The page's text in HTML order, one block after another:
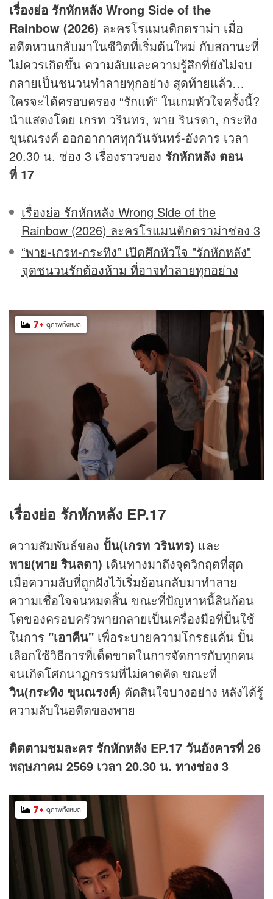
เรื่องย่อ รักหักหลัง Wrong Side of the
Rainbow (2026) ละครโรแมนติกดราม่า เมื่อ
อดีตหวนกลับมาในชีวิตที่เริ่มต้นใหม่ กับสถานะที่
ไม่ควรเกิดขึ้น ความลับและความรู้สึกที่ยังไม่จบ
กลายเป็นชนวนทำลายทุกอย่าง สุดท้ายแล้ว…
ใครจะได้ครอบครอง “รักแท้” ในเกมหัวใจครั้งนี้?
นำแสดงโดย เกรท วรินทร, พาย รินรดา, กระทิง
ขุนณรงค์ ออกอากาศทุกวันจันทร์-อังคาร เวลา
20.30 น. ช่อง 3 เรื่องราวของ รักหักหลัง ตอน
ที่ 17
เรื่องย่อ รักหักหลัง Wrong Side of the
Rainbow (2026) ละครโรแมนติกดราม่าช่อง 3
“พาย-เกรท-กระทิง” เปิดศึกหัวใจ "รักหักหลัง"
จุดชนวนรักต้องห้าม ที่อาจทำลายทุกอย่าง
7+ ดูภาพทั้งหมด
เรื่องย่อ รักหักหลัง EP.17
ความสัมพันธ์ของ ปั้น(เกรท วรินทร) และ
พาย(พาย รินลดา) เดินทางมาถึงจุดวิกฤตที่สุด
เมื่อความลับที่ถูกฝังไว้เริ่มย้อนกลับมาทำลาย
ความเชื่อใจจนหมดสิ้น ขณะที่ปัญหาหนี้สินก้อน
โตของครอบครัวพายกลายเป็นเครื่องมือที่ปั้นใช้
ในการ "เอาคืน" เพื่อระบายความโกรธแค้น ปั้น
เลือกใช้วิธีการที่เด็ดขาดในการจัดการกับทุกคน
จนเกิดโศกนาฏกรรมที่ไม่คาดคิด ขณะที่
วิน(กระทิง ขุนณรงค์) ตัดสินใจบางอย่าง หลังได้รู้
ความลับในอดีตของพาย
ติดตามชมละคร รักหักหลัง EP.17 วันอังคารที่ 26
พฤษภาคม 2569 เวลา 20.30 น. ทางช่อง 3
7+ ดูภาพทั้งหมด